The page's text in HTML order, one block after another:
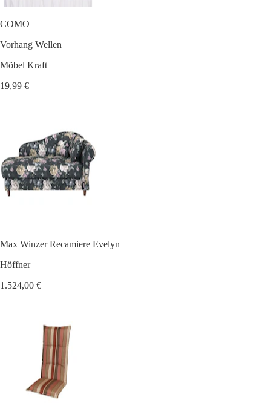
COMO
Vorhang Wellen
Möbel Kraft
19,99 €
Max Winzer Recamiere Evelyn
Höffner
1.524,00 €